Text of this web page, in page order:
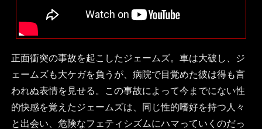
正面衝突の事故を起こしたジェームズ。車は大破し、ジ
ェームズも大ケガを負うが、病院で目覚めた彼は得も言
われぬ表情を見せる。この事故によって今までにない性
的快感を覚えたジェームズは、同じ性的嗜好を持つ人々
と出会い、危険なフェティシズムにハマっていくのだっ